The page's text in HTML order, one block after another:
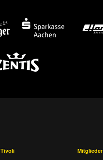
Tivoli
Mitglieder